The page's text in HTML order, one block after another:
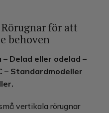
för att
behoven
Delad eller odelad –
– Standardmodeller
vertikala rörugnar